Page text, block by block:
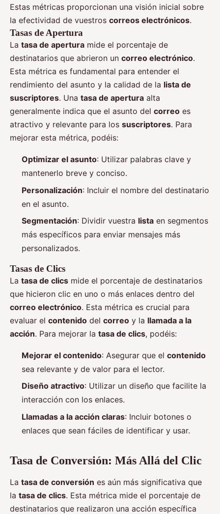
Estas métricas proporcionan una visión inicial sobre
la efectividad de vuestros correos electrónicos.
Tasas de Apertura
La tasa de apertura mide el porcentaje de
destinatarios que abrieron un correo electrónico.
Esta métrica es fundamental para entender el
rendimiento del asunto y la calidad de la lista de
suscriptores. Una tasa de apertura alta
generalmente indica que el asunto del correo es
atractivo y relevante para los suscriptores. Para
mejorar esta métrica, podéis:
Optimizar el asunto: Utilizar palabras clave y
mantenerlo breve y conciso.
Personalización: Incluir el nombre del destinatario
en el asunto.
Segmentación: Dividir vuestra lista en segmentos
más específicos para enviar mensajes más
personalizados.
Tasas de Clics
La tasa de clics mide el porcentaje de destinatarios
que hicieron clic en uno o más enlaces dentro del
correo electrónico. Esta métrica es crucial para
evaluar el contenido del correo y la llamada a la
acción. Para mejorar la tasa de clics, podéis:
Mejorar el contenido: Asegurar que el contenido
sea relevante y de valor para el lector.
Diseño atractivo: Utilizar un diseño que facilite la
interacción con los enlaces.
Llamadas a la acción claras: Incluir botones o
enlaces que sean fáciles de identificar y usar.
Tasa de Conversión: Más Allá del Clic
La tasa de conversión es aún más significativa que
la tasa de clics. Esta métrica mide el porcentaje de
destinatarios que realizaron una acción específica